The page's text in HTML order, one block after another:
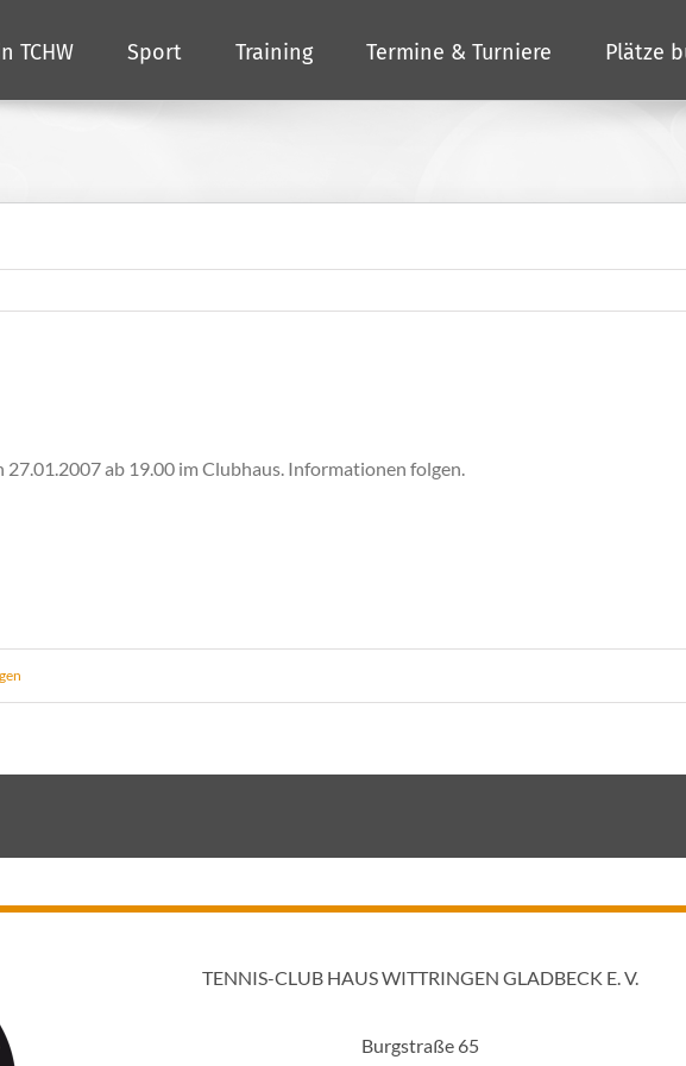
TCHW Sport Training Termine & Turniere Plätze
27.01.2007 ab 19.00 im Clubhaus. Informationen folgen.
TENNIS-CLUB HAUS WITTRINGEN GLADBECK E. V.
Burgstraße 65